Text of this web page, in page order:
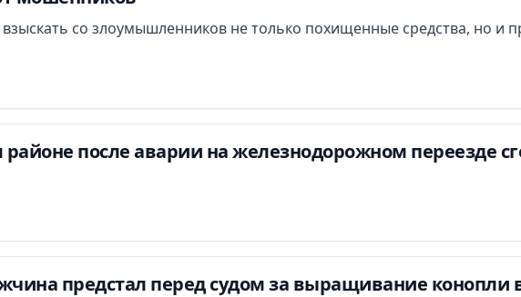
взыскать со злоумышленников не только похищенные средства, но и
после аварии на железнодорожном переезде
предстал перед судом за выращивание конопли